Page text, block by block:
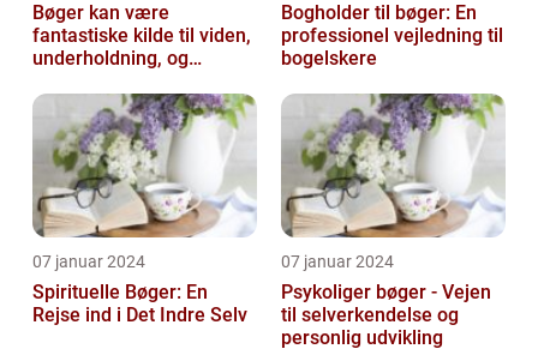
Bøger kan være
fantastiske kilde til viden,
underholdning, og
Bogholder til bøger: En
professionel vejledning til
bogelskere
07 januar 2024
Spirituelle Bøger: En
Rejse ind i Det Indre Selv
07 januar 2024
Psykoliger bøger - Vejen
til selverkendelse og
personlig udvikling